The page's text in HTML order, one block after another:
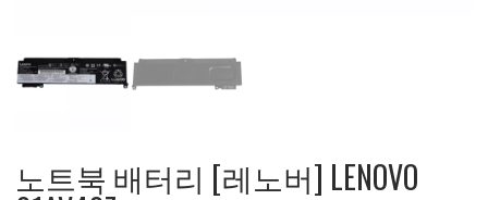
노트북 배터리 [레노버] LENOVO